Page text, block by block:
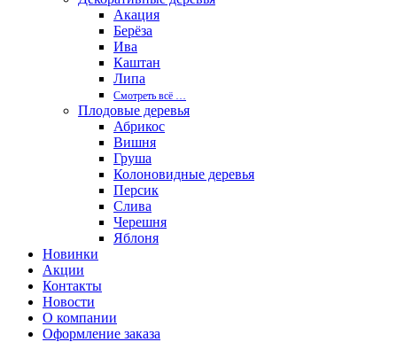
Акация
Берёза
Ива
Каштан
Липа
Смотреть вcё …
Плодовые деревья
Абрикос
Вишня
Груша
Колоновидные деревья
Персик
Слива
Черешня
Яблоня
Новинки
Акции
Контакты
Новости
О компании
Оформление заказа